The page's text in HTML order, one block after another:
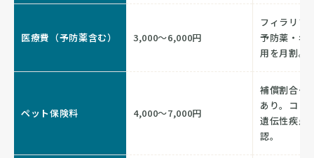
医療費（予防薬含む） 3,000〜6,000円
フィラリア
予防薬・年
用を月割。
ペット保険料 4,000〜7,000円
補償割合や
あり。コリ
遺伝性疾患
認。